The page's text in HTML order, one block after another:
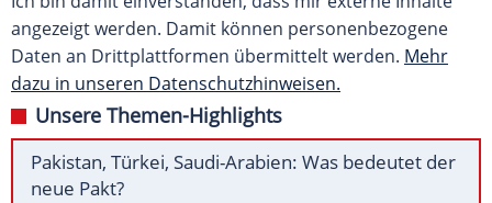
angezeigt werden. Damit können personenbezogene
Daten an Drittplattformen übermittelt werden. Mehr
dazu in unseren Datenschutzhinweisen.
Unsere Themen-Highlights
Pakistan, Türkei, Saudi-Arabien: Was bedeutet der
neue Pakt?